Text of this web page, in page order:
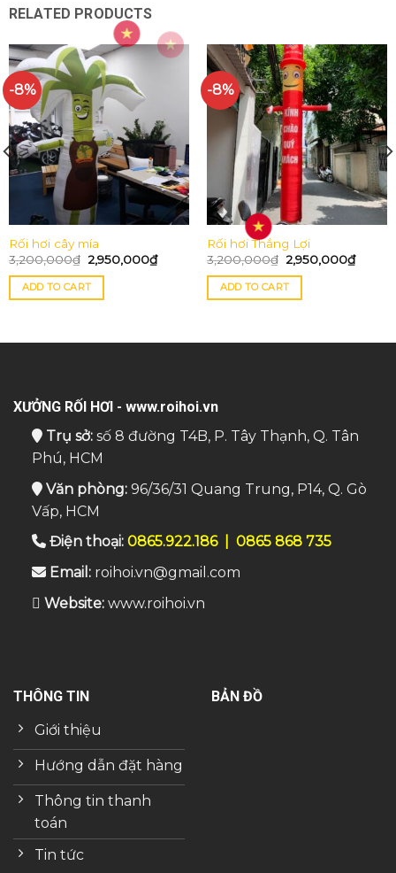
RELATED PRODUCTS
-8%
Rối hơi cây mía
3,200,000₫ 2,950,000₫
ADD TO CART
-8%
Rối hơi Thắng Lợi
3,200,000₫ 2,950,000₫
ADD TO CART
XƯỞNG RỐI HƠI - www.roihoi.vn
Trụ sở:số 8 đường T4B, P. Tây Thạnh, Q. Tân
Phú, HCM
Văn phòng:96/36/31 Quang Trung, P14, Q. Gò
Vấp, HCM
Điện thoại: 0865.922.186| 0865 868 735
Email:roihoi.vn@gmail.com
Website: www.roihoi.vn
THÔNG TIN
Giới thiệu
Hướng dẫn đặt hàng
Thông tin thanh
toán
Tin tức
BẢN ĐỒ